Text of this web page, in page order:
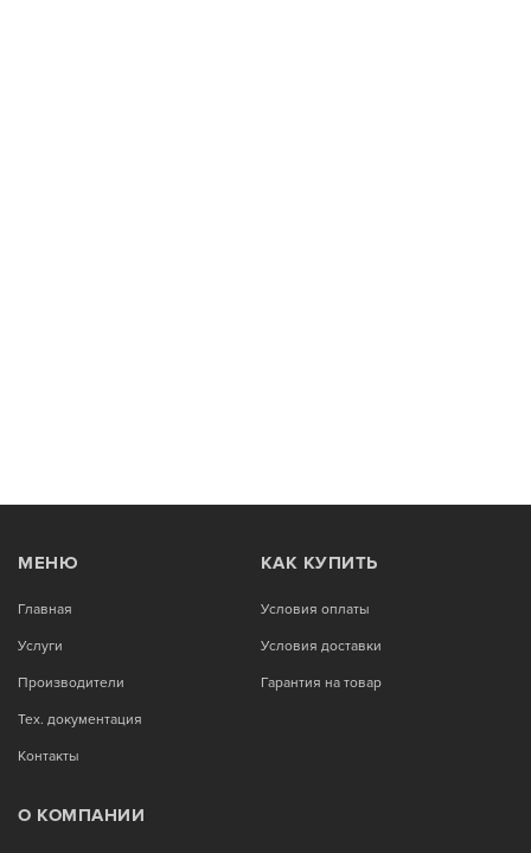
МЕНЮ
Главная
Услуги
Производители
Тех. документация
Контакты
КАК КУПИТЬ
Условия оплаты
Условия доставки
Гарантия на товар
О КОМПАНИИ